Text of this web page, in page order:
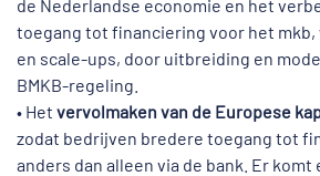
de Nederlandse economie en het
toegang tot financiering voor het
en scale-ups, door uitbreiding en
BMKB-regeling.
• Het vervolmaken van de Europese
zodat bedrijven bredere toegang tot
anders dan alleen via de bank. Er komt